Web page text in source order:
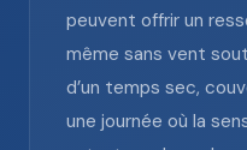
peuvent offrir un
même sans vent
d’un temps sec,
une journée où la